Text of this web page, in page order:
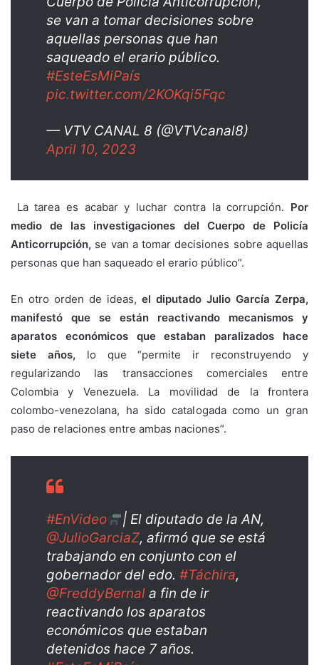
se van a tomar decisiones sobre
aquellas personas que han
saqueado el erario público.
#EsteEsMiPaís
pic.twitter.com/2KOKqi5Fqc
— VTV CANAL 8 (@VTVcanal8)
April 10, 2023
La tarea es acabar y luchar contra la corrupción. Por
medio de las investigaciones del Cuerpo de Policía
Anticorrupción, se van a tomar decisiones sobre aquellas
personas que han saqueado el erario público”.
En otro orden de ideas, el diputado Julio García Zerpa,
manifestó que se están reactivando mecanismos y
aparatos económicos que estaban paralizados hace
siete años, lo que “permite ir reconstruyendo y
regularizando las transacciones comerciales entre
Colombia y Venezuela. La movilidad de la frontera
colombo-venezolana, ha sido catalogada como un gran
paso de relaciones entre ambas naciones”.
#EnVideo
| El diputado de la AN,
@JulioGarciaZ, afirmó que se está
trabajando en conjunto con el
gobernador del edo. #Táchira,
@FreddyBernal a fin de ir
reactivando los aparatos
económicos que estaban
detenidos hace 7 años.